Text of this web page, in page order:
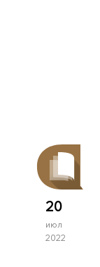
20
июл
2022